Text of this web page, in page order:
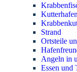
Kutterhafen
Strand
Ortsteile
Angeln in
Essen und